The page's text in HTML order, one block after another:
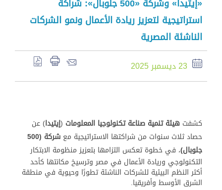
«إيتيدا» وشركة «500 جلوبال»: شراكة
استراتيجية لتعزيز ريادة الأعمال ونمو الشركات
الناشئة المصرية
23 ديسمبر 2025
كشفت هيئة تنمية صناعة تكنولوجيا المعلومات (إيتيدا) عن
حصاد ثلاث سنوات من شراكتها الاستراتيجية مع
شركة (500
جلوبال)، في خطوة تعكس التزامها بتعزيز منظومة الابتكار
التكنولوجي وريادة الأعمال في مصر وترسيخ مكانتها كأحد
أكثر النظم البيئية للشركات الناشئة تطورًا وحيوية في منطقة
الشرق الأوسط وأفريقيا.